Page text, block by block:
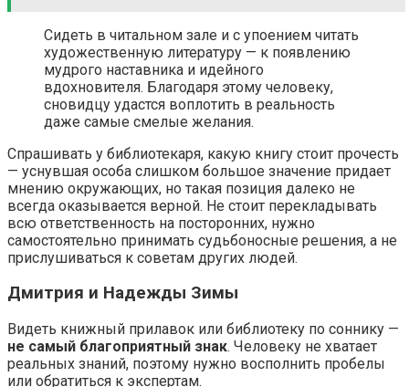
Сидеть в читальном зале и с упоением читать
художественную литературу — к появлению
мудрого наставника и идейного
вдохновителя. Благодаря этому человеку,
сновидцу удастся воплотить в реальность
даже самые смелые желания.
Спрашивать у библиотекаря, какую книгу стоит прочесть
— уснувшая особа слишком большое значение придает
мнению окружающих, но такая позиция далеко не
всегда оказывается верной. Не стоит перекладывать
всю ответственность на посторонних, нужно
самостоятельно принимать судьбоносные решения, а не
прислушиваться к советам других людей.
Дмитрия и Надежды Зимы
Видеть книжный прилавок или библиотеку по соннику —
не самый благоприятный знак. Человеку не хватает
реальных знаний, поэтому нужно восполнить пробелы
или обратиться к экспертам.